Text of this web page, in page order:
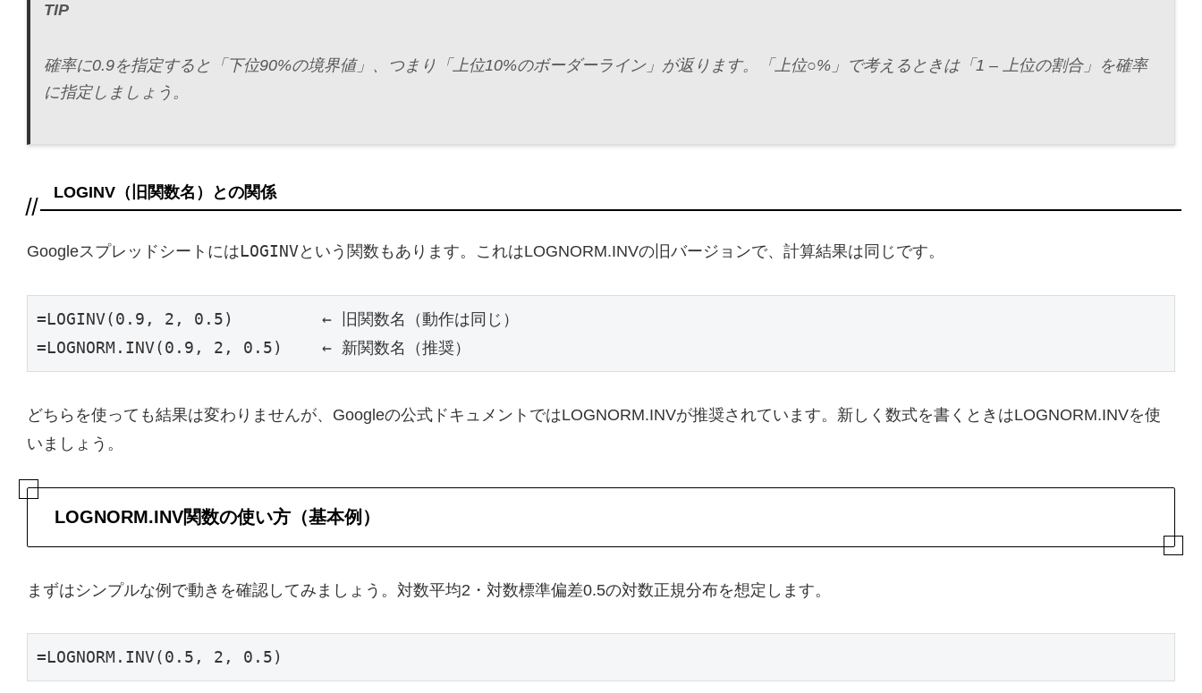
TIP
確率に0.9を指定すると「下位90%の境界値」、つまり「上位10%のボーダーライン」が返ります。「上位○%」で考えるときは「1 – 上位の割合」を確率
に指定しましょう。
LOGINV（旧関数名）との関係
GoogleスプレッドシートにはLOGINVという関数もあります。これはLOGNORM.INVの旧バージョンで、計算結果は同じです。
=LOGINV(0.9, 2, 0.5)         ← 旧関数名（動作は同じ）
=LOGNORM.INV(0.9, 2, 0.5)    ← 新関数名（推奨）
どちらを使っても結果は変わりませんが、Googleの公式ドキュメントではLOGNORM.INVが推奨されています。新しく数式を書くときはLOGNORM.INVを使
いましょう。
LOGNORM.INV関数の使い方（基本例）
まずはシンプルな例で動きを確認してみましょう。対数平均2・対数標準偏差0.5の対数正規分布を想定します。
=LOGNORM.INV(0.5, 2, 0.5)